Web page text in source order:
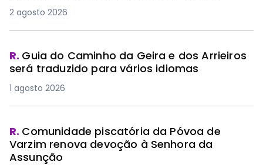
2 agosto 2026
R. Guia do Caminho da Geira e dos Arrieiros
será traduzido para vários idiomas
1 agosto 2026
R. Comunidade piscatória da Póvoa de
Varzim renova devoção à Senhora da
Assunção